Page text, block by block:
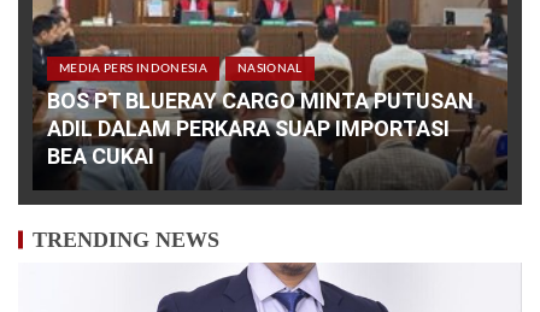
MEDIA PERS INDONESIA NASIONAL
BOS PT BLUERAY CARGO MINTA PUTUSAN
ADIL DALAM PERKARA SUAP IMPORTASI
BEA CUKAI
TRENDING NEWS